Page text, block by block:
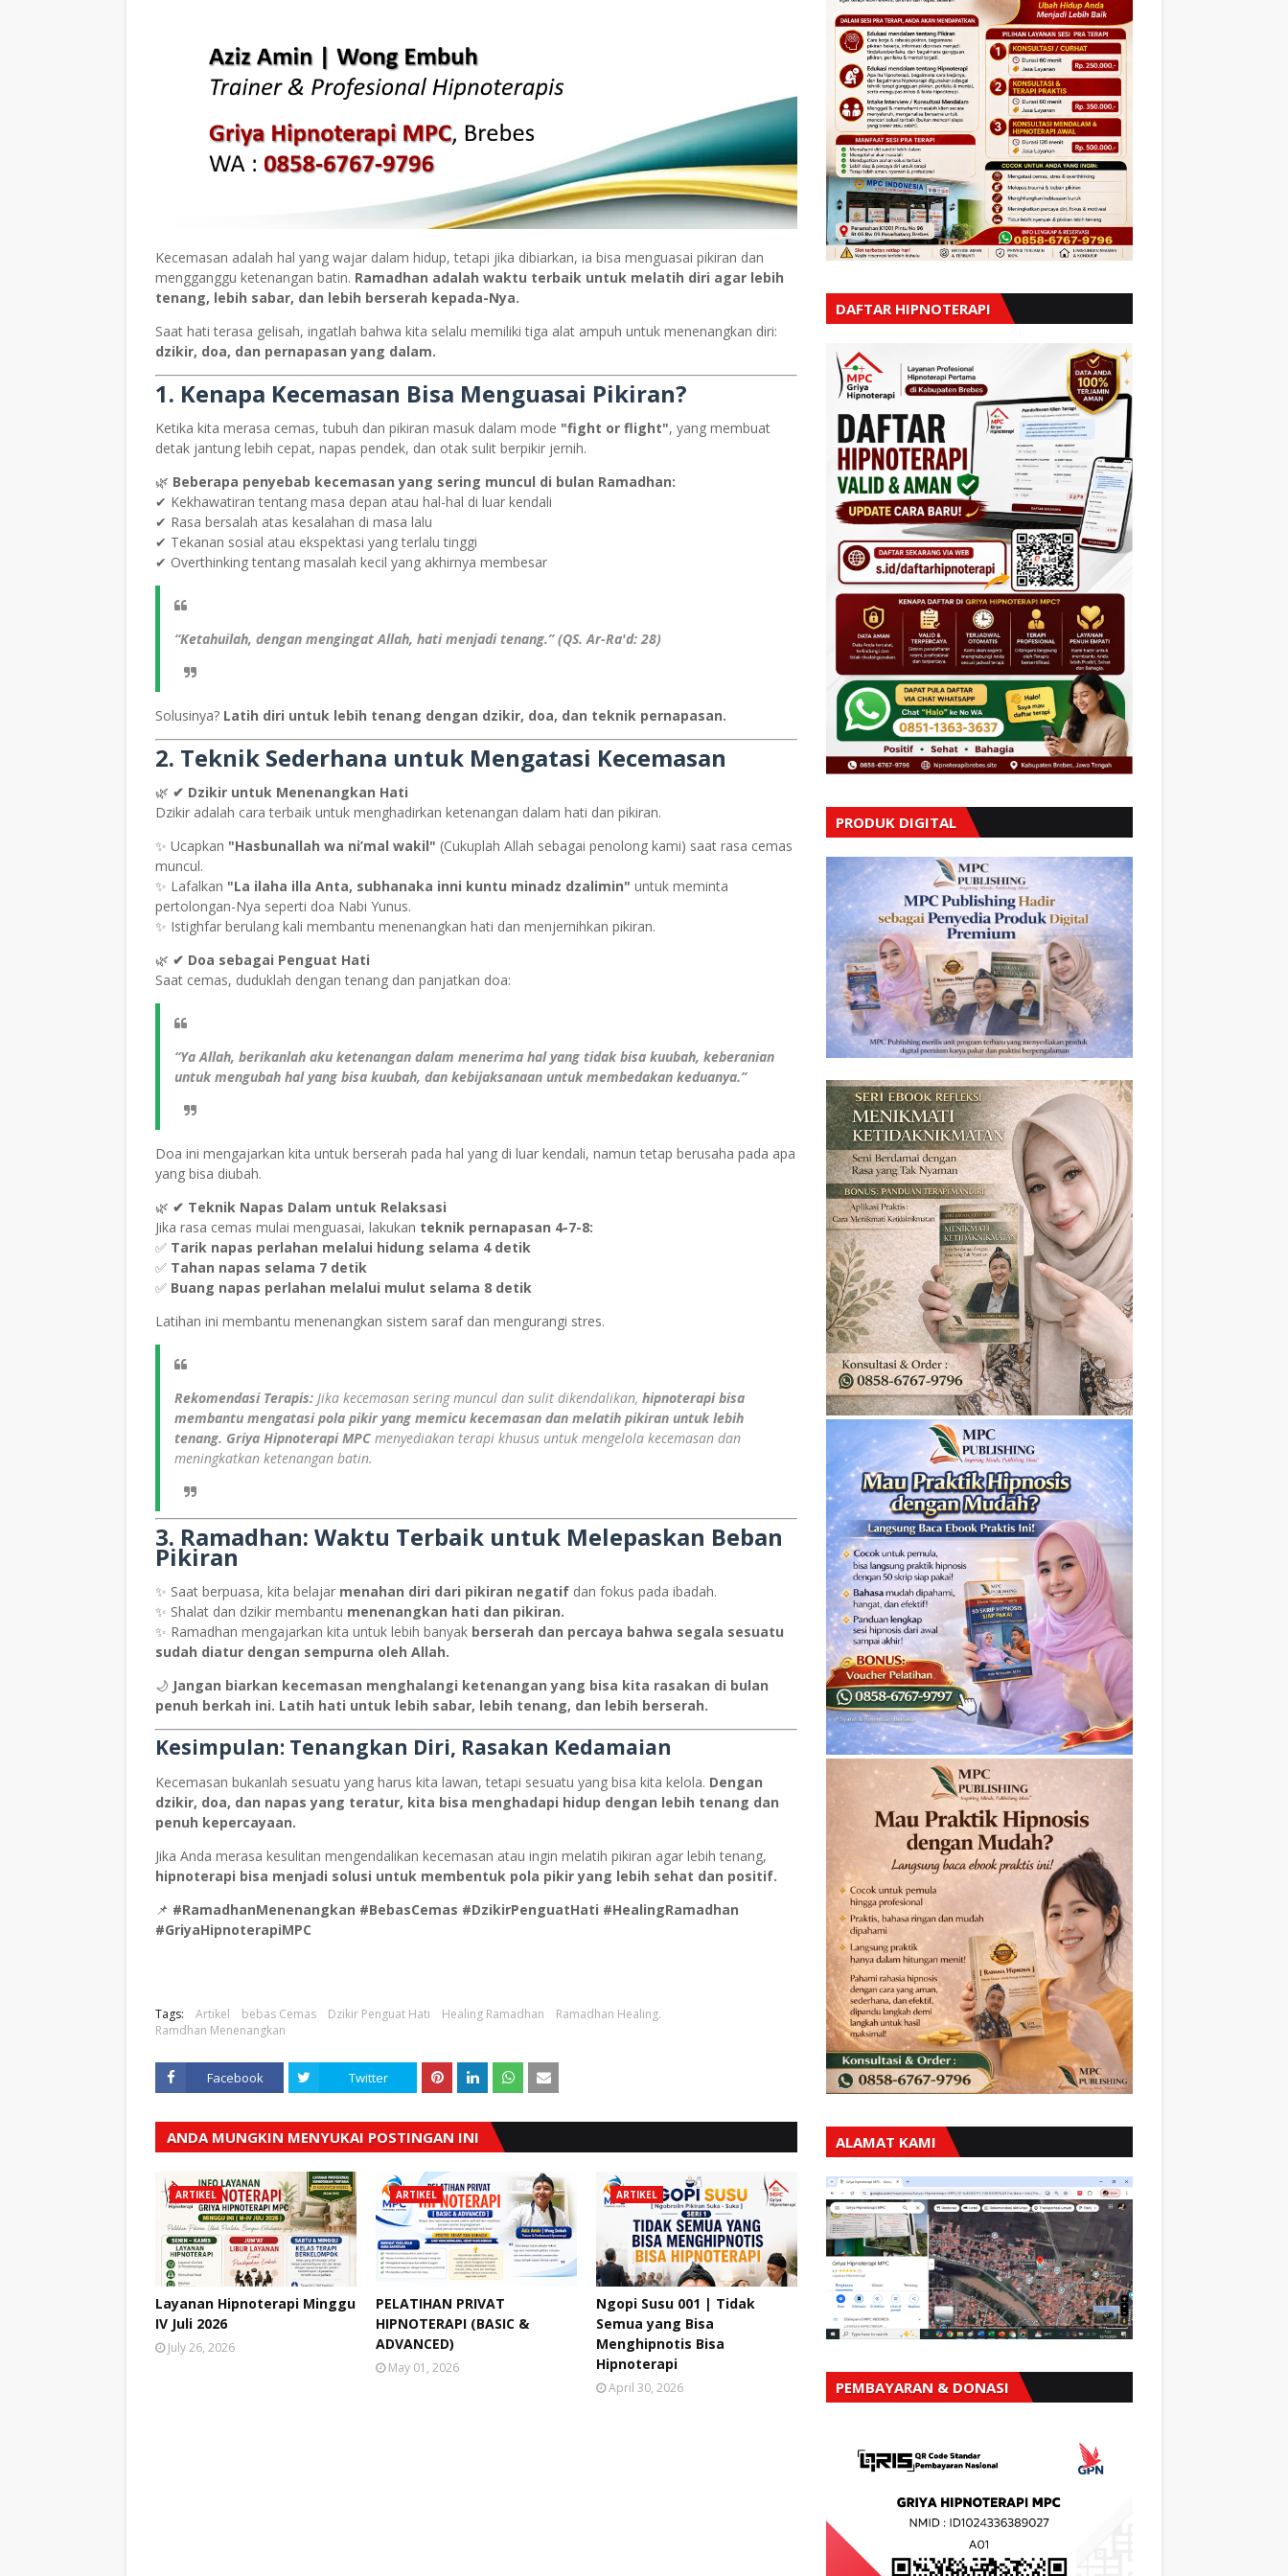
Kecemasan adalah hal yang wajar dalam hidup, tetapi jika dibiarkan, ia bisa menguasai pikiran dan
mengganggu ketenangan batin. Ramadhan adalah waktu terbaik untuk melatih diri agar lebih
tenang, lebih sabar, dan lebih berserah kepada-Nya.
Saat hati terasa gelisah, ingatlah bahwa kita selalu memiliki tiga alat ampuh untuk menenangkan diri:
dzikir, doa, dan pernapasan yang dalam.
1. Kenapa Kecemasan Bisa Menguasai Pikiran?
Ketika kita merasa cemas, tubuh dan pikiran masuk dalam mode "fight or flight", yang membuat
detak jantung lebih cepat, napas pendek, dan otak sulit berpikir jernih.
🌿 Beberapa penyebab kecemasan yang sering muncul di bulan Ramadhan:
✔ Kekhawatiran tentang masa depan atau hal-hal di luar kendali
✔ Rasa bersalah atas kesalahan di masa lalu
✔ Tekanan sosial atau ekspektasi yang terlalu tinggi
✔ Overthinking tentang masalah kecil yang akhirnya membesar
“Ketahuilah, dengan mengingat Allah, hati menjadi tenang.” (QS. Ar-Ra'd: 28)
Solusinya? Latih diri untuk lebih tenang dengan dzikir, doa, dan teknik pernapasan.
2. Teknik Sederhana untuk Mengatasi Kecemasan
🌿 ✔ Dzikir untuk Menenangkan Hati
Dzikir adalah cara terbaik untuk menghadirkan ketenangan dalam hati dan pikiran.
✨ Ucapkan "Hasbunallah wa ni’mal wakil" (Cukuplah Allah sebagai penolong kami) saat rasa cemas
muncul.
✨ Lafalkan "La ilaha illa Anta, subhanaka inni kuntu minadz dzalimin" untuk meminta
pertolongan-Nya seperti doa Nabi Yunus.
✨ Istighfar berulang kali membantu menenangkan hati dan menjernihkan pikiran.
🌿 ✔ Doa sebagai Penguat Hati
Saat cemas, duduklah dengan tenang dan panjatkan doa:
“Ya Allah, berikanlah aku ketenangan dalam menerima hal yang tidak bisa kuubah, keberanian
untuk mengubah hal yang bisa kuubah, dan kebijaksanaan untuk membedakan keduanya.”
Doa ini mengajarkan kita untuk berserah pada hal yang di luar kendali, namun tetap berusaha pada apa
yang bisa diubah.
🌿 ✔ Teknik Napas Dalam untuk Relaksasi
Jika rasa cemas mulai menguasai, lakukan teknik pernapasan 4-7-8:
✅ Tarik napas perlahan melalui hidung selama 4 detik
✅ Tahan napas selama 7 detik
✅ Buang napas perlahan melalui mulut selama 8 detik
Latihan ini membantu menenangkan sistem saraf dan mengurangi stres.
Rekomendasi Terapis: Jika kecemasan sering muncul dan sulit dikendalikan, hipnoterapi bisa
membantu mengatasi pola pikir yang memicu kecemasan dan melatih pikiran untuk lebih
tenang. Griya Hipnoterapi MPC menyediakan terapi khusus untuk mengelola kecemasan dan
meningkatkan ketenangan batin.
3. Ramadhan: Waktu Terbaik untuk Melepaskan Beban
Pikiran
✨ Saat berpuasa, kita belajar menahan diri dari pikiran negatif dan fokus pada ibadah.
✨ Shalat dan dzikir membantu menenangkan hati dan pikiran.
✨ Ramadhan mengajarkan kita untuk lebih banyak berserah dan percaya bahwa segala sesuatu
sudah diatur dengan sempurna oleh Allah.
🌙 Jangan biarkan kecemasan menghalangi ketenangan yang bisa kita rasakan di bulan
penuh berkah ini. Latih hati untuk lebih sabar, lebih tenang, dan lebih berserah.
Kesimpulan: Tenangkan Diri, Rasakan Kedamaian
Kecemasan bukanlah sesuatu yang harus kita lawan, tetapi sesuatu yang bisa kita kelola. Dengan
dzikir, doa, dan napas yang teratur, kita bisa menghadapi hidup dengan lebih tenang dan
penuh kepercayaan.
Jika Anda merasa kesulitan mengendalikan kecemasan atau ingin melatih pikiran agar lebih tenang,
hipnoterapi bisa menjadi solusi untuk membentuk pola pikir yang lebih sehat dan positif.
📌 #RamadhanMenenangkan #BebasCemas #DzikirPenguatHati #HealingRamadhan
#GriyaHipnoterapiMPC
Tags: Artikel bebas Cemas Dzikir Penguat Hati Healing Ramadhan
Ramadhan Healing.
Ramdhan Menenangkan
Facebook Twitter
ANDA MUNGKIN MENYUKAI POSTINGAN INI
ARTIKEL
Layanan Hipnoterapi Minggu
IV Juli 2026
July 26, 2026
ARTIKEL
PELATIHAN PRIVAT
HIPNOTERAPI (BASIC &
ADVANCED)
May 01, 2026
ARTIKEL
Ngopi Susu 001 | Tidak
Semua yang Bisa
Menghipnotis Bisa
Hipnoterapi
April 30, 2026
DAFTAR HIPNOTERAPI
PRODUK DIGITAL
ALAMAT KAMI
PEMBAYARAN & DONASI